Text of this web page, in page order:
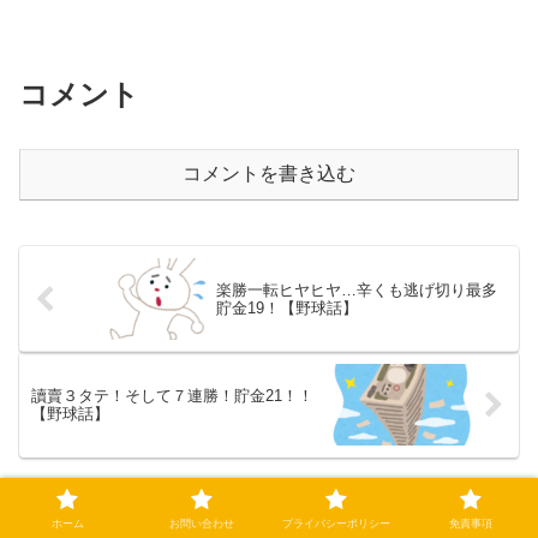
コメント
コメントを書き込む
楽勝一転ヒヤヒヤ…辛くも逃げ切り最多
貯金19！【野球話】
讀賣３タテ！そして７連勝！貯金21！！
【野球話】
ホーム 父ちゃんの話（タイガース）
ホーム お問い合わせ プライバシーポリシー 免責事項